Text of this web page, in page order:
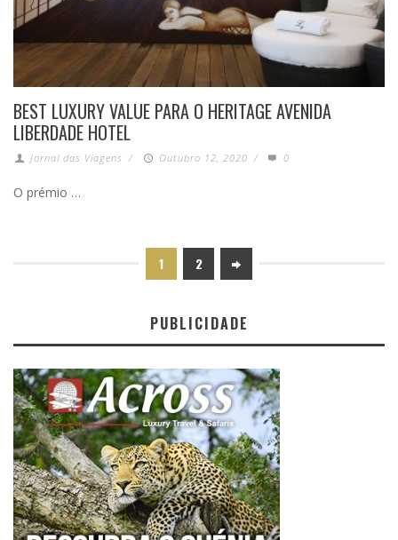
BEST LUXURY VALUE PARA O HERITAGE AVENIDA
LIBERDADE HOTEL
Jornal das Viagens / Outubro 12, 2020 / 0
O prémio …
1 2
PUBLICIDADE